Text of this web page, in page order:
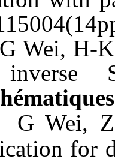
G Wei, H-
G Wei,
for